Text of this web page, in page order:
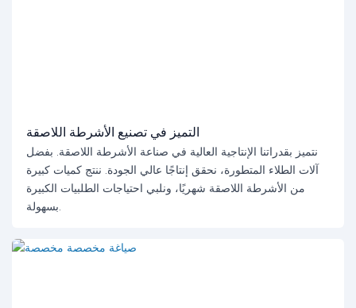
التميز في تصنيع الأشرطة اللاصقة
نتميز بقدراتنا الإنتاجية العالية في صناعة الأشرطة اللاصقة. بفضل
آلات الطلاء المتطورة، نحقق إنتاجًا عالي الجودة. ننتج كميات كبيرة
من الأشرطة اللاصقة شهريًا، ونلبي احتياجات الطلبيات الكبيرة
بسهولة.